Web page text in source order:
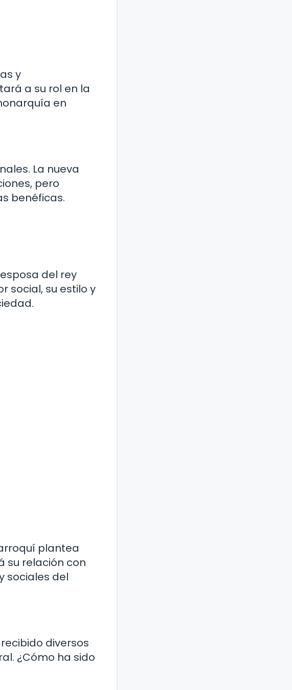
y
a su rol en la
en
La nueva
pero
benéficas.
del rey
social, su estilo y
plantea
su relación con
sociales del
diversos
¿Cómo ha sido